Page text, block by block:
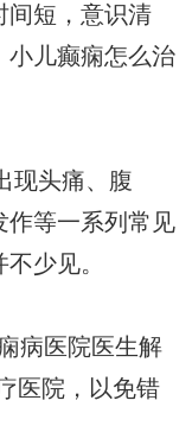
间短，意识清
小儿癫痫怎么治
现头痛、腹
作等一系列常见
少见。
病医院医生解
医院，以免错